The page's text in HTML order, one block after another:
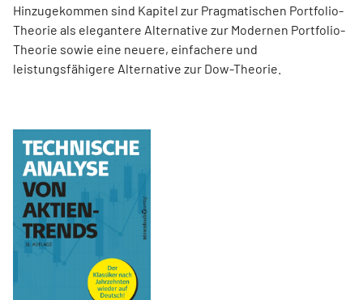
Hinzugekommen sind Kapitel zur Pragmatischen Portfolio-
Theorie als elegantere Alternative zur Modernen Portfolio-
Theorie sowie eine neuere, einfachere und
leistungsfähigere Alternative zur Dow-Theorie.